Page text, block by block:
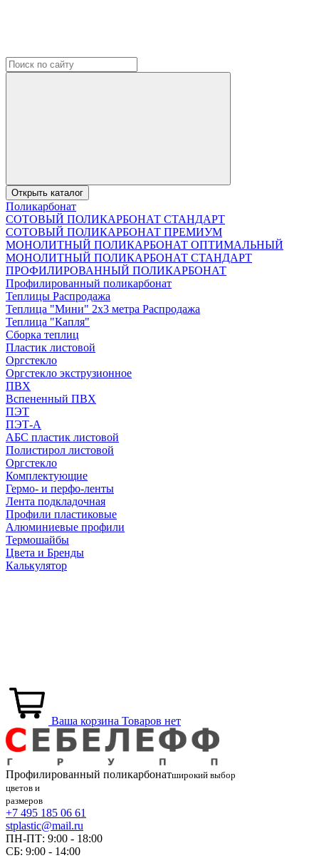
Открыть каталог
Поликарбонат
СОТОВЫЙ ПОЛИКАРБОНАТ СТАНДАРТ
СОТОВЫЙ ПОЛИКАРБОНАТ ПРЕМИУМ
МОНОЛИТНЫЙ ПОЛИКАРБОНАТ ОПТИМАЛЬНЫЙ
МОНОЛИТНЫЙ ПОЛИКАРБОНАТ СТАНДАРТ
ПРОФИЛИРОВАННЫЙ ПОЛИКАРБОНАТ
Профилированный поликарбонат
Теплицы Распродажа
Теплица "Мини" 2х3 метра Распродажа
Теплица "Капля"
Сборка теплиц
Пластик листовой
Оргстекло
Оргстекло экструзионное
ПВХ
Вспененный ПВХ
ПЭТ
ПЭТ-А
АБС пластик листовой
Полистирол листовой
Оргстекло
Комплектующие
Гермо- и перфо-ленты
Лента подкладочная
Профили пластиковые
Алюминиевые профили
Термошайбы
Цвета и Бренды
Калькулятор
Ваша корзина Товаров нет
Профилированный поликарбонатширокий выбор
цветов и
размеров
+7 495 185 06 61
stplastic@mail.ru
ПН-ПТ: 9:00 - 18:00
СБ: 9:00 - 14:00